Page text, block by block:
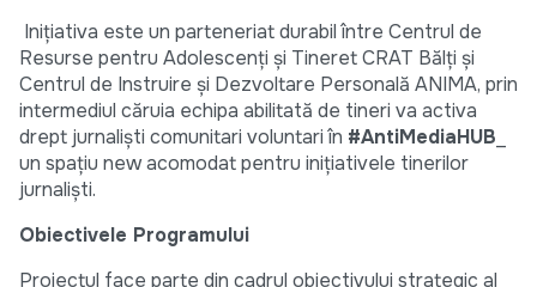
Inițiativa este un parteneriat durabil între Centrul de
Resurse pentru Adolescenți și Tineret CRAT Bălți și
Centrul de Instruire și Dezvoltare Personală ANIMA, prin
intermediul căruia echipa abilitată de tineri va activa
drept jurnaliști comunitari voluntari în #AntiMediaHUB
un spațiu new acomodat pentru inițiativele tinerilor
jurnaliști.
Obiectivele Programului
Proiectul face parte din cadrul obiectivului strategic al